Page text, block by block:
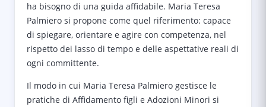
ha bisogno di una guida affidabile. Maria Teresa
Palmiero si propone come quel riferimento: capace
di spiegare, orientare e agire con competenza, nel
rispetto dei lasso di tempo e delle aspettative reali di
ogni committente.
Il modo in cui Maria Teresa Palmiero gestisce le
pratiche di Affidamento figli e Adozioni Minori si